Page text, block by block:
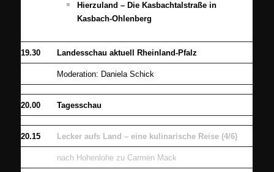
Hierzuland – Die Kasbachtalstraße in
Kasbach-Ohlenberg
19.30 Landesschau aktuell Rheinland-Pfalz
Moderation: Daniela Schick
20.00 Tagesschau
20.15 Lecker aufs Land – eine kulinarische Reise (4/6)
nach Hohenlohe zu Carmen Mack